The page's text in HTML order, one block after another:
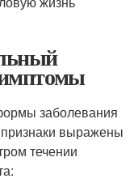
заболевания
признаки выражены
течении